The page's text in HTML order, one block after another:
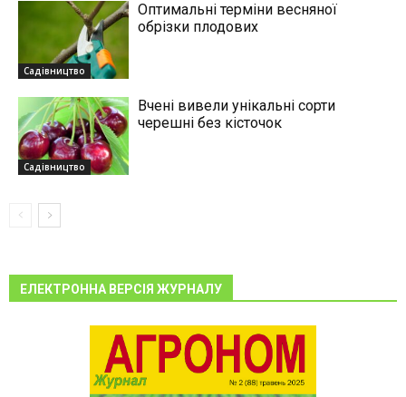
Садівництво
Оптимальні терміни весняної
обрізки плодових
Садівництво
Вчені вивели унікальні сорти
черешні без кісточок
ЕЛЕКТРОННА ВЕРСІЯ ЖУРНАЛУ